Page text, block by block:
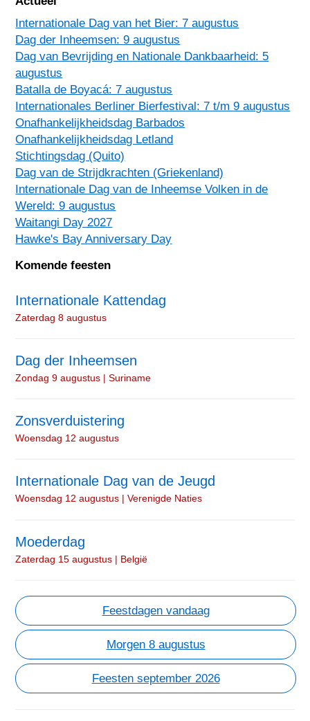
Internationale Dag van het Bier: 7 augustus
Dag der Inheemsen: 9 augustus
Dag van Bevrijding en Nationale Dankbaarheid: 5
augustus
Batalla de Boyacá: 7 augustus
Internationales Berliner Bierfestival: 7 t/m 9 augustus
Onafhankelijkheidsdag Barbados
Onafhankelijkheidsdag Letland
Stichtingsdag (Quito)
Dag van de Strijdkrachten (Griekenland)
Internationale Dag van de Inheemse Volken in de
Wereld: 9 augustus
Waitangi Day 2027
Hawke's Bay Anniversary Day
Komende feesten
Internationale Kattendag
Zaterdag 8 augustus
Dag der Inheemsen
Zondag 9 augustus | Suriname
Zonsverduistering
Woensdag 12 augustus
Internationale Dag van de Jeugd
Woensdag 12 augustus | Verenigde Naties
Moederdag
Zaterdag 15 augustus | België
Feestdagen vandaag
Morgen 8 augustus
Feesten september 2026